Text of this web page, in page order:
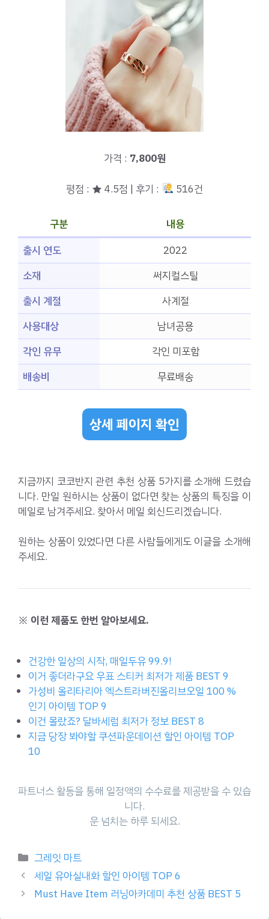
가격 : 7,800원
평점 : ★ 4.5점 | 후기 : 516건
구분
내용
출시 연도
2022
소재
써지컬스틸
출시 계절
사계절
사용대상
남녀공용
각인 유무
각인 미포함
배송비
무료배송
상세 페이지 확인
지금까지 코코반지 관련 추천 상품 5가지를 소개해 드렸습
니다. 만일 원하시는 상품이 없다면 찾는 상품의 특징을 이
메일로 남겨주세요. 찾아서 메일 회신드리겠습니다.
원하는 상품이 있었다면 다른 사람들에게도 이글을 소개해
주세요.
※ 이런 제품도 한번 알아보세요.
건강한 일상의 시작, 매일두유 99.9!
이거 좋더라구요 우표 스티커 최저가 제품 BEST 9
가성비 올리타리아 엑스트라버진올리브오일 100 %
인기 아이템 TOP 9
이건 몰랐죠? 달바세럼 최저가 정보 BEST 8
지금 당장 봐야할 쿠션파운데이션 할인 아이템 TOP
10
파트너스 활동을 통해 일정액의 수수료를 제공받을 수 있습
니다.
운 넘치는 하루 되세요.
Categories
그레잇 마트
세일 유아실내화 할인 아이템 TOP 6
Must Have Item 러닝아카데미 추천 상품 BEST 5